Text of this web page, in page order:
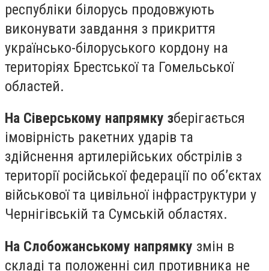
республіки білорусь продовжують
виконувати завдання з прикриття
українсько-білоруського кордону на
територіях Брестської та Гомельської
областей.
На Сіверському напрямку зберігається
імовірність ракетних ударів та
здійснення артилерійських обстрілів з
території російської федерації по об’єктах
військової та цивільної інфраструктури у
Чернігівській та Сумській областях.
На Слобожанському напрямку змін в
складі та положенні сил противника не